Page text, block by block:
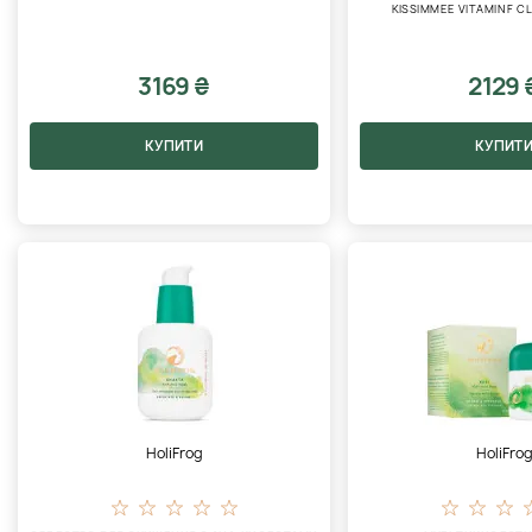
3169 ₴
КУПИТИ
KISSIMMEE VITAMIN F
2129
HoliFrog HoliFrog